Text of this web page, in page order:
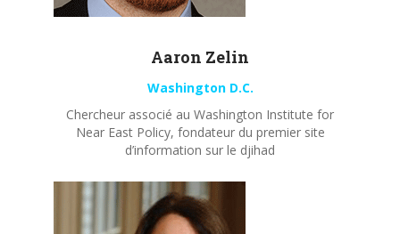
Aaron Zelin
Washington D.C.
Chercheur associé au Washington Institute for
Near East Policy, fondateur du premier site
d’information sur le djihad